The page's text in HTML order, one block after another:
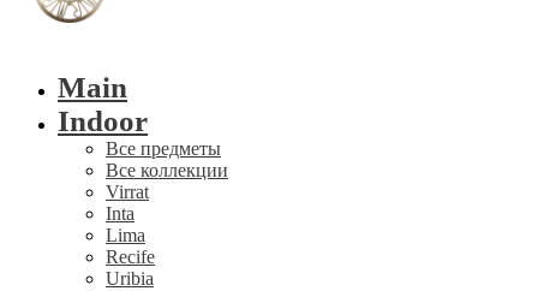
Main
Indoor
Все предметы
Все коллекции
Virrat
Inta
Lima
Recife
Uribia